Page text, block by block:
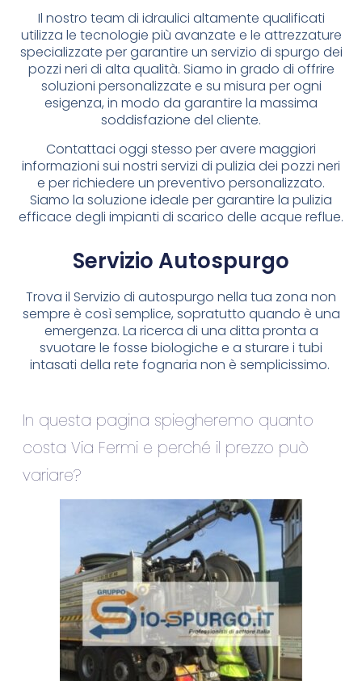
Il nostro team di idraulici altamente qualificati
utilizza le tecnologie più avanzate e le attrezzature
specializzate per garantire un servizio di spurgo dei
pozzi neri di alta qualità. Siamo in grado di offrire
soluzioni personalizzate e su misura per ogni
esigenza, in modo da garantire la massima
soddisfazione del cliente.
Contattaci oggi stesso per avere maggiori
informazioni sui nostri servizi di pulizia dei pozzi neri
e per richiedere un preventivo personalizzato.
Siamo la soluzione ideale per garantire la pulizia
efficace degli impianti di scarico delle acque reflue.
Servizio Autospurgo
Trova il Servizio di autospurgo nella tua zona non
sempre è così semplice, sopratutto quando è una
emergenza. La ricerca di una ditta pronta a
svuotare le fosse biologiche e a sturare i tubi
intasati della rete fognaria non è semplicissimo.
In questa pagina spiegheremo quanto
costa Via Fermi e perché il prezzo può
variare?